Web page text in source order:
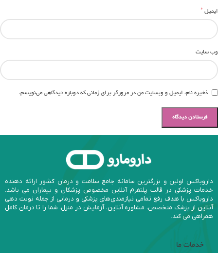
ایمیل*
وب‌ سایت
ذخیره نام، ایمیل و وبسایت من در مرورگر برای زمانی که دوباره دیدگاهی می‌نویسم.
داروباکس اولین و بزرگترین سامانه جامع سلامت و درمان کشور ارائه دهنده
خدمات پزشکی در قالب پلتفرم آنلاین مخصوص پزشکان و بیماران می باشد.
داروباکس با هدف رفع تمامی نیازمندی‌های پزشکی و درمانی از جمله نوبت دهی
آنلاین از پزشک متخصص، مشاوره آنلاین، آزمایش در منزل، شما را تا درمان کامل
همراهی می کند.
خدمات ما